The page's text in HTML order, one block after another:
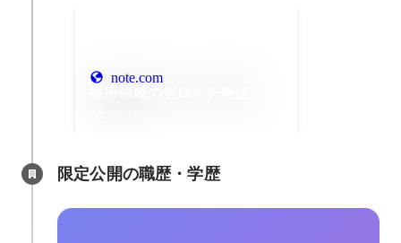
note.com
限定公開の職歴・学歴